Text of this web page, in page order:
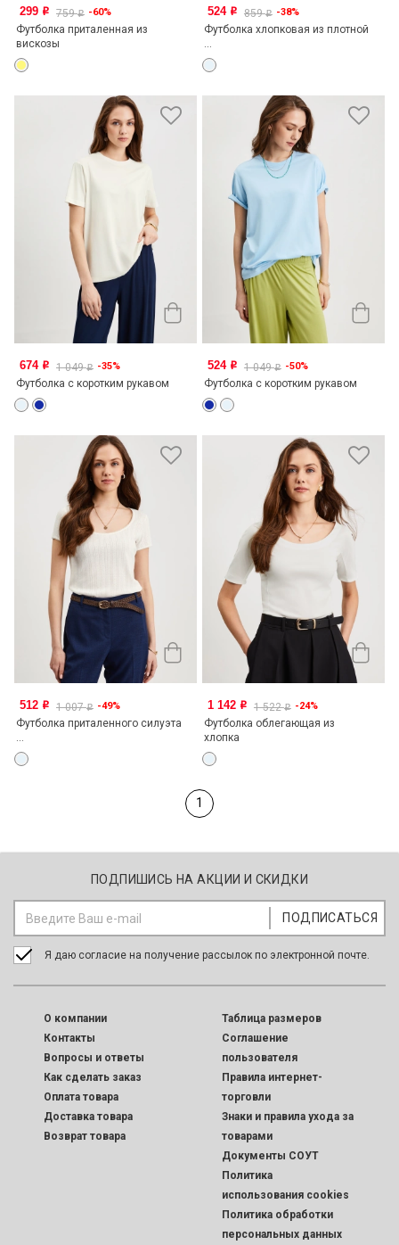
299 o 759o -60%
Футболка приталенная из
вискозы
524 o 859o -38%
Футболка хлопковая из плотной
...
674 o 1 049o -35%
Футболка с коротким рукавом
524 o 1 049o -50%
Футболка с коротким рукавом
512 o 1 007o -49%
Футболка приталенного силуэта
...
1 142 o 1 522o -24%
Футболка облегающая из
хлопка
1
ПОДПИШИСЬ НА АКЦИИ И СКИДКИ
Я даю согласие на получение рассылок по электронной почте.
O компании
Контакты
Вопросы и ответы
Как сделать заказ
Оплата товара
Доставка товара
Возврат товара
Таблица размеров
Соглашение
пользователя
Правила интернет-
торговли
Знаки и правила ухода за
товарами
Документы СОУТ
Политика
использования cookies
Политика обработки
персональных данных